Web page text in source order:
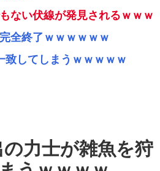
ない伏線が発見されるｗｗｗ
全終了ｗｗｗｗｗｗ
致してしまうｗｗｗｗｗ
の力士が雑魚を狩